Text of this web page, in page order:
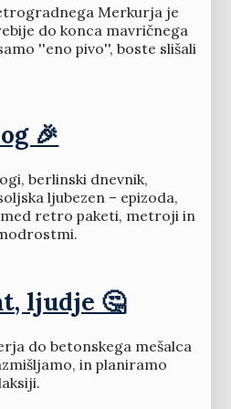
Merkurja je
do konca mavričnega
''eno pivo'', boste slišali
🎉
berlinski dnevnik,
ljubezen – epizoda,
retro paketi, metroji in
ljudje 🤔
do betonskega mešalca
in planiramo